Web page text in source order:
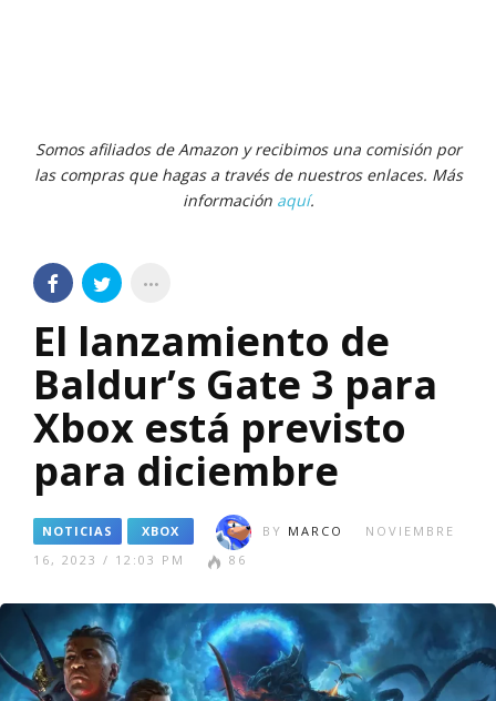
Somos afiliados de Amazon y recibimos una comisión por
las compras que hagas a través de nuestros enlaces. Más
información aquí.
El lanzamiento de
Baldur’s Gate 3 para
Xbox está previsto
para diciembre
NOTICIAS XBOX BY MARCO
NOVIEMBRE
16, 2023 / 12:03 PM
86